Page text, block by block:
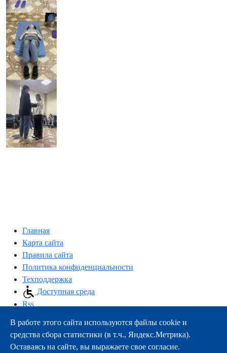
Главная
Карта сайта
Правила сайта
Политика конфиденциальности
Техподдержка
Доступная среда
Rss
163000, г.Архангельск, пр-т Троицкий, 51
тел.:+7 (8182) 21-11-63
e-mail:info@nsmu.ru
В работе этого сайта используются файлы cookie и
средства сбора статистики (в т.ч., Яндекс.Метрика).
Оставаясь на сайте, вы выражаете свое согласие.